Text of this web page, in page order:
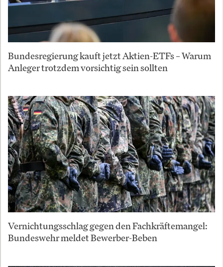
Bundesregierung kauft jetzt Aktien-ETFs – Warum
Anleger trotzdem vorsichtig sein sollten
Vernichtungsschlag gegen den Fachkräftemangel:
Bundeswehr meldet Bewerber-Beben